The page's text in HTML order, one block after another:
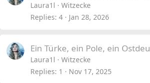
Laura1l
Witzecke
Replies 4 Jan 28, 2026
Ein Türke, ein Pole, ein
Laura1l
Witzecke
Replies 1 Nov 17, 2025